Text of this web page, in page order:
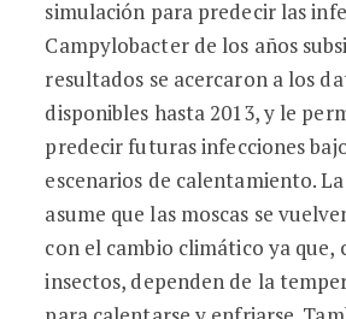
simulación para predecir las
Campylobacter de los años
resultados se acercaron a los
disponibles hasta 2013, y le
predecir futuras infecciones
escenarios de calentamiento.
asume que las moscas se
con el cambio climático ya que,
insectos, dependen de la